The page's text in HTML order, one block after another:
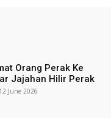
Orang Perak Ke
Jajahan Hilir Perak
12 June 2026